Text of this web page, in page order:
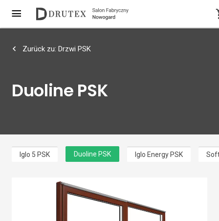
Zurück zu: Drzwi PSK
Duoline PSK
Iglo 5 PSK Duoline PSK Iglo Energy PSK